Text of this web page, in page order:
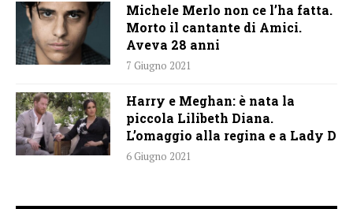
Michele Merlo non ce l’ha fatta.
Morto il cantante di Amici.
Aveva 28 anni
7 Giugno 2021
Harry e Meghan: è nata la
piccola Lilibeth Diana.
L’omaggio alla regina e a Lady D
6 Giugno 2021